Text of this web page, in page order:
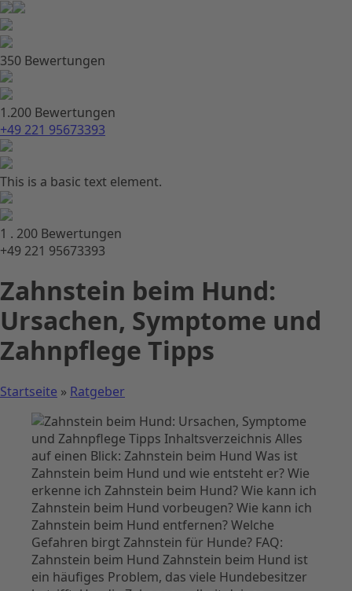
350 Bewertungen
1.200 Bewertungen
+49 221 95673393
This is a basic text element.
1 . 200 Bewertungen
+49 221 95673393
Zahnstein beim Hund:
Ursachen, Symptome und
Zahnpflege Tipps
Startseite » Ratgeber